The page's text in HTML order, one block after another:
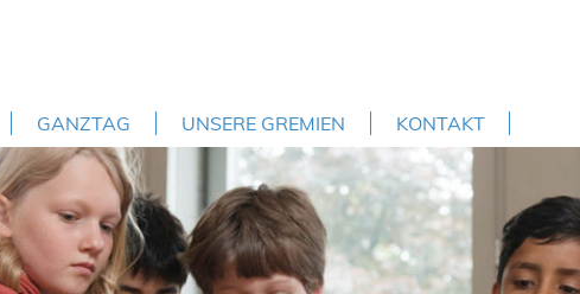
GANZTAG UNSERE GREMIEN KONTAKT